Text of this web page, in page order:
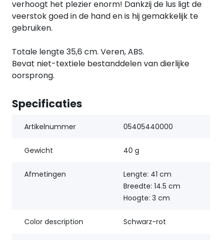
verhoogt het plezier enorm! Dankzij de lus ligt de
veerstok goed in de hand en is hij gemakkelijk te
gebruiken.
Totale lengte 35,6 cm. Veren, ABS.
Bevat niet-textiele bestanddelen van dierlijke
oorsprong.
Specificaties
Artikelnummer 05405440000
Gewicht 40 g
Afmetingen
Lengte: 41 cm
Breedte: 14.5 cm
Hoogte: 3 cm
Color description Schwarz-rot